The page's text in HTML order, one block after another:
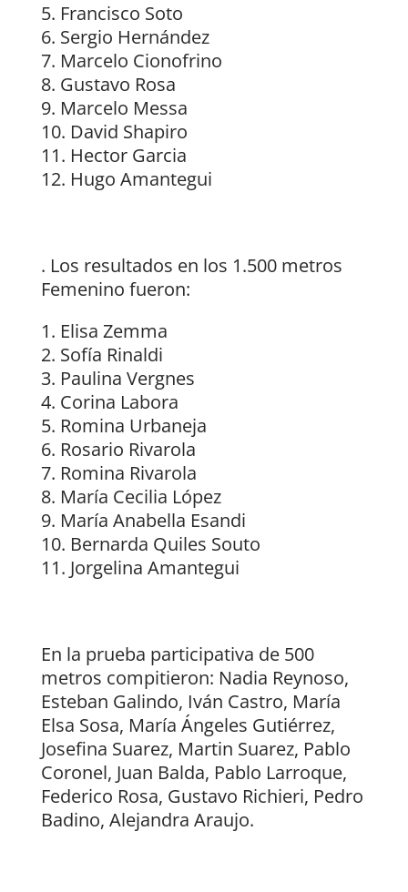
Francisco Soto
Sergio Hernández
Marcelo Cionofrino
Gustavo Rosa
Marcelo Messa
David Shapiro
Hector Garcia
Hugo Amantegui
. Los resultados en los 1.500 metros
Femenino fueron:
Elisa Zemma
Sofía Rinaldi
Paulina Vergnes
Corina Labora
Romina Urbaneja
Rosario Rivarola
Romina Rivarola
María Cecilia López
María Anabella Esandi
Bernarda Quiles Souto
Jorgelina Amantegui
En la prueba participativa de 500
metros compitieron: Nadia Reynoso,
Esteban Galindo, Iván Castro, María
Elsa Sosa, María Ángeles Gutiérrez,
Josefina Suarez, Martin Suarez, Pablo
Coronel, Juan Balda, Pablo Larroque,
Federico Rosa, Gustavo Richieri, Pedro
Badino, Alejandra Araujo.